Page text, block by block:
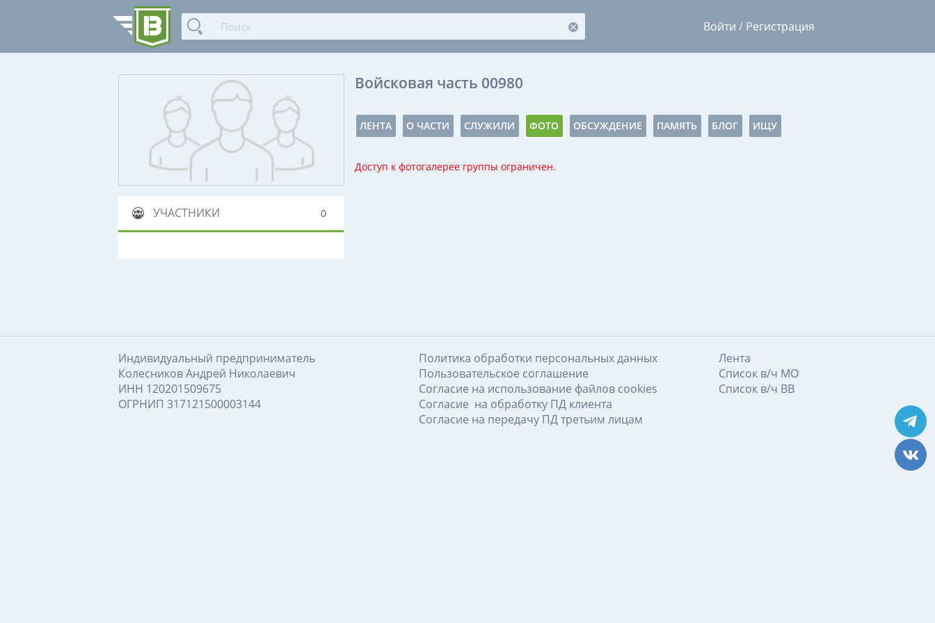
Войти / Регистрация
УЧАСТНИКИ 0
Войсковая часть 00980
ЛЕНТА О ЧАСТИ СЛУЖИЛИ ФОТО ОБСУЖДЕНИЕ ПАМЯТЬ БЛОГ ИЩУ
Доступ к фотогалерее группы ограничен.
Индивидуальный предприниматель
Колесников Андрей Николаевич
ИНН 120201509675
ОГРНИП 317121500003144
Политика обработки персональных данных
Пользовательское соглашение
Согласие на использование файлов cookies
Согласие на обработку ПД клиента
Согласие на передачу ПД третьим лицам
Лента
Список в/ч МО
Список в/ч ВВ